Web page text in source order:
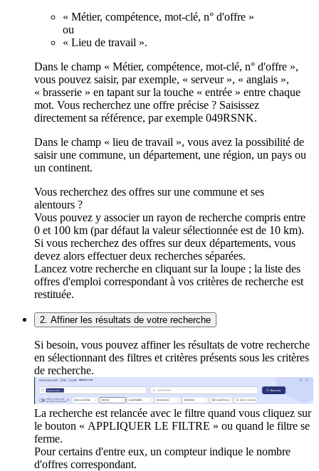
« Métier, compétence, mot-clé, n° d'offre »
ou
« Lieu de travail ».
Dans le champ « Métier, compétence, mot-clé, n° d'offre »,
vous pouvez saisir, par exemple, « serveur », « anglais »,
« brasserie » en tapant sur la touche « entrée » entre chaque
mot. Vous recherchez une offre précise ? Saisissez
directement sa référence, par exemple 049RSNK.
Dans le champ « lieu de travail », vous avez la possibilité de
saisir une commune, un département, une région, un pays ou
un continent.
Vous recherchez des offres sur une commune et ses
alentours ?
Vous pouvez y associer un rayon de recherche compris entre
0 et 100 km (par défaut la valeur sélectionnée est de 10 km).
Si vous recherchez des offres sur deux départements, vous
devez alors effectuer deux recherches séparées.
Lancez votre recherche en cliquant sur la loupe ; la liste des
offres d'emploi correspondant à vos critères de recherche est
restituée.
2. Affiner les résultats de votre recherche
Si besoin, vous pouvez affiner les résultats de votre recherche
en sélectionnant des filtres et critères présents sous les critères
de recherche.
La recherche est relancée avec le filtre quand vous cliquez sur
le bouton « APPLIQUER LE FILTRE » ou quand le filtre se
ferme.
Pour certains d'entre eux, un compteur indique le nombre
d'offres correspondant.